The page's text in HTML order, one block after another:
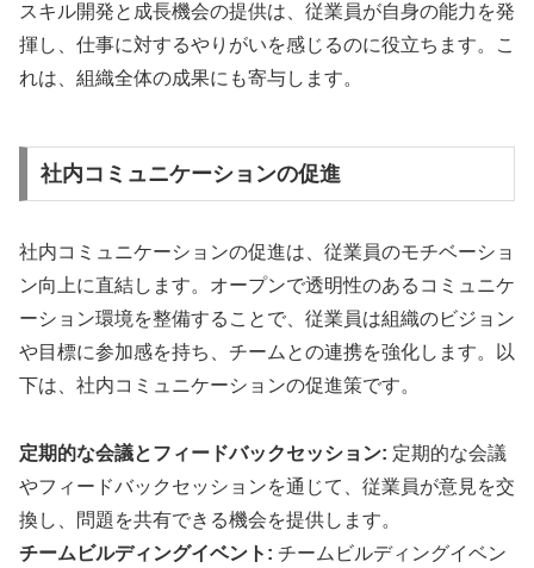
スキル開発と成長機会の提供は、従業員が自身の能力を発
揮し、仕事に対するやりがいを感じるのに役立ちます。こ
れは、組織全体の成果にも寄与します。
社内コミュニケーションの促進
社内コミュニケーションの促進は、従業員のモチベーショ
ン向上に直結します。オープンで透明性のあるコミュニケ
ーション環境を整備することで、従業員は組織のビジョン
や目標に参加感を持ち、チームとの連携を強化します。以
下は、社内コミュニケーションの促進策です。
定期的な会議とフィードバックセッション: 定期的な会議
やフィードバックセッションを通じて、従業員が意見を交
換し、問題を共有できる機会を提供します。
チームビルディングイベント: チームビルディングイベン